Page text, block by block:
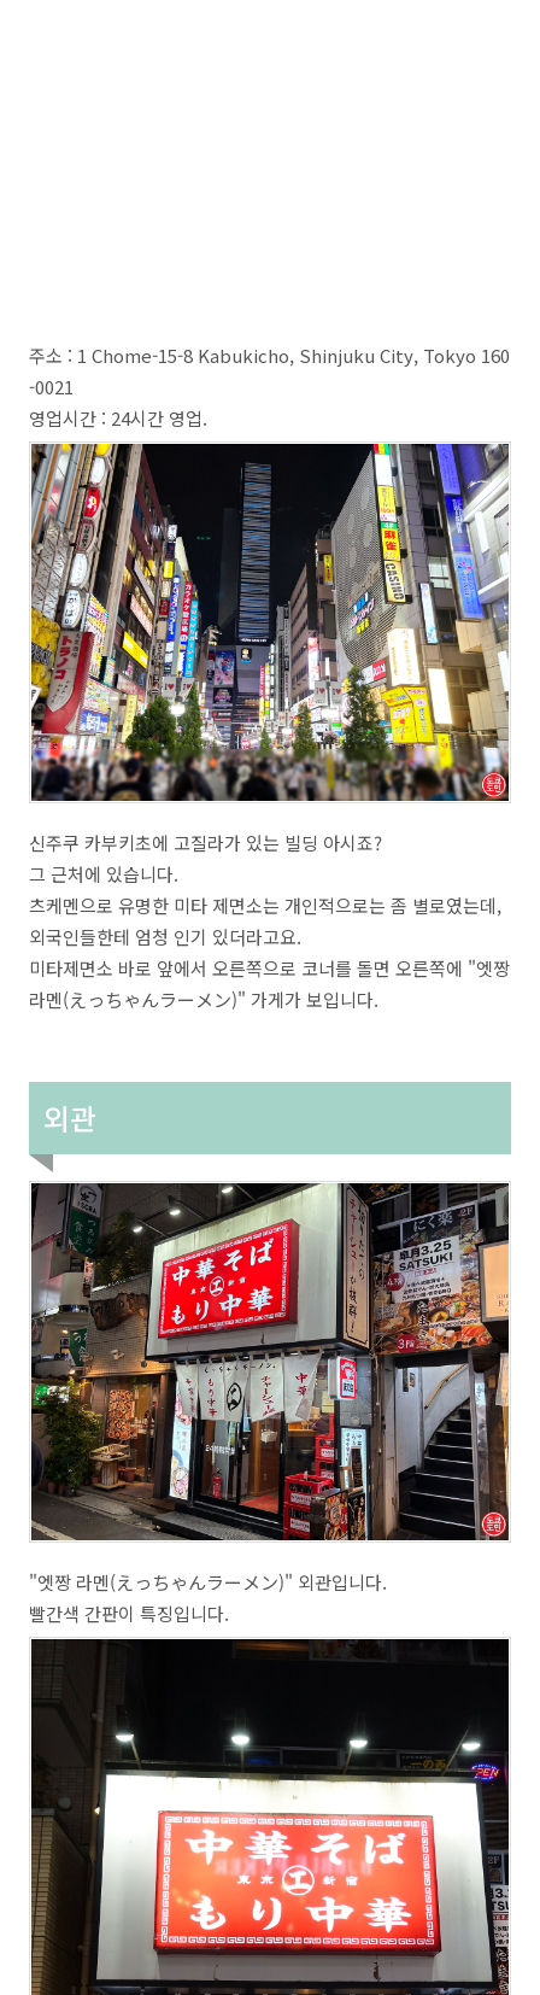
주소 : 1 Chome-15-8 Kabukicho, Shinjuku City, Tokyo 160
-0021
영업시간 : 24시간 영업.
신주쿠 카부키초에 고질라가 있는 빌딩 아시죠?
그 근처에 있습니다.
츠케멘으로 유명한 미타 제면소는 개인적으로는 좀 별로였는데,
외국인들한테 엄청 인기 있더라고요.
미타제면소 바로 앞에서 오른쪽으로 코너를 돌면 오른쪽에 "엣짱
라멘(えっちゃんラーメン)" 가게가 보입니다.
외관
"엣짱 라멘(えっちゃんラーメン)" 외관입니다.
빨간색 간판이 특징입니다.